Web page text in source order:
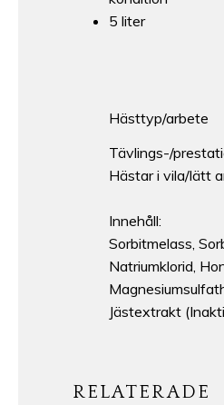
5 liter
Hästtyp/arbete
Tävlings-/
Hästar i vila/lätt
Innehåll:
Sorbitmelass,
Natriumklorid,
Jästextrakt
RELATERADE